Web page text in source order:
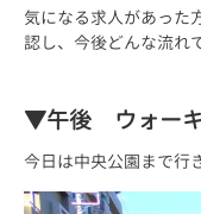
気になる求人があった
認し、今後どんな流れ
▼午後 ウォー
今日は中央公園まで行